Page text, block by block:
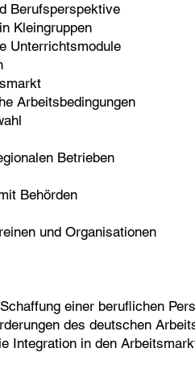
Berufsperspektive
Kleingruppen
Unterrichtsmodule
Arbeitsbedingungen
Betrieben
Behörden
und Organisationen
einer beruflichen
des deutschen
Integration in den